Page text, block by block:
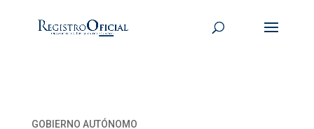
GOBIERNO AUTÓNOMO